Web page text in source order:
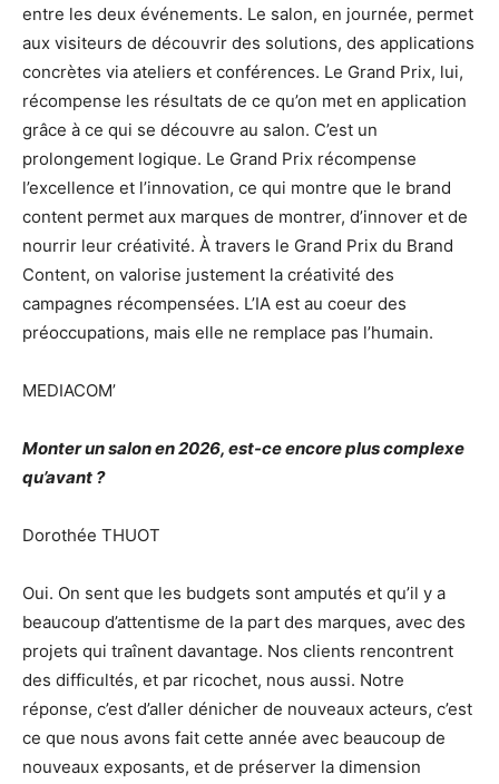
entre les deux événements. Le salon, en journée, permet
aux visiteurs de découvrir des solutions, des applications
concrètes via ateliers et conférences. Le Grand Prix, lui,
récompense les résultats de ce qu’on met en application
grâce à ce qui se découvre au salon. C’est un
prolongement logique. Le Grand Prix récompense
l’excellence et l’innovation, ce qui montre que le brand
content permet aux marques de montrer, d’innover et de
nourrir leur créativité. À travers le Grand Prix du Brand
Content, on valorise justement la créativité des
campagnes récompensées. L’IA est au coeur des
préoccupations, mais elle ne remplace pas l’humain.
MEDIACOM’
Monter un salon en 2026, est-ce encore plus complexe
qu’avant ?
Dorothée THUOT
Oui. On sent que les budgets sont amputés et qu’il y a
beaucoup d’attentisme de la part des marques, avec des
projets qui traînent davantage. Nos clients rencontrent
des difficultés, et par ricochet, nous aussi. Notre
réponse, c’est d’aller dénicher de nouveaux acteurs, c’est
ce que nous avons fait cette année avec beaucoup de
nouveaux exposants, et de préserver la dimension